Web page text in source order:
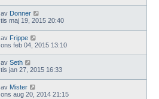
av Donner
tis maj 19, 2015 20:40
av Frippe
ons feb 04, 2015 13:10
av Seth
tis jan 27, 2015 16:33
av Mister
ons aug 20, 2014 21:15